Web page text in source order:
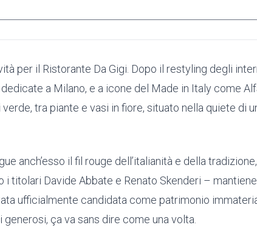
per il Ristorante Da Gigi. Dopo il restyling degli
a Milano, e a icone del Made in Italy come
tra piante e vasi in fiore, situato nella quiete di
anch’esso il fil rouge dell’italianità e della
i titolari Davide Abbate e Renato Skenderi –
ufficialmente candidata come patrimonio
ça va sans dire come una volta.